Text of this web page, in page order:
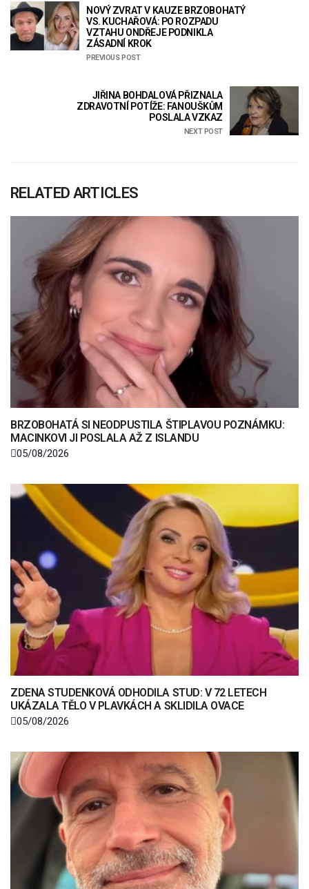
NOVÝ ZVRAT V KAUZE BRZOBOHATÝ
VS. KUCHAŘOVÁ: PO ROZPADU
VZTAHU ONDŘEJE PODNIKLA
ZÁSADNÍ KROK
PREVIOUS POST
JIŘINA BOHDALOVÁ PŘIZNALA
ZDRAVOTNÍ POTÍŽE: FANOUŠKŮM
POSLALA VZKAZ
NEXT POST
RELATED ARTICLES
BRZOBOHATÁ SI NEODPUSTILA ŠTIPLAVOU POZNÁMKU:
MACINKOVI JI POSLALA AŽ Z ISLANDU
05/08/2026
ZDENA STUDENKOVÁ ODHODILA STUD: V 72 LETECH
UKÁZALA TĚLO V PLAVKÁCH A SKLIDILA OVACE
05/08/2026